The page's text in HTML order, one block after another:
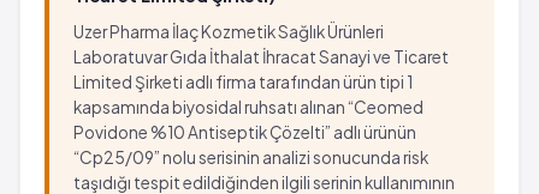
Uzer Pharma İlaç Kozmetik Sağlık Ürünleri
Laboratuvar Gıda İthalat İhracat Sanayi ve Ticaret
Limited Şirketi adlı firma tarafından ürün tipi 1
kapsamında biyosidal ruhsatı alınan “Ceomed
Povidone %10 Antiseptik Çözelti” adlı ürünün
“Cp25/09” nolu serisinin analizi sonucunda risk
taşıdığı tespit edildiğinden ilgili serinin kullanımının